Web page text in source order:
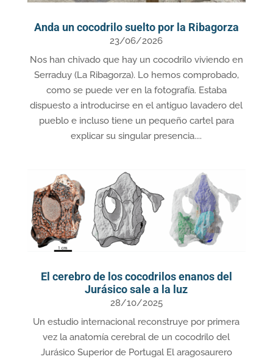
Anda un cocodrilo suelto por la Ribagorza
23/06/2026
Nos han chivado que hay un cocodrilo viviendo en
Serraduy (La Ribagorza). Lo hemos comprobado,
como se puede ver en la fotografía. Estaba
dispuesto a introducirse en el antiguo lavadero del
pueblo e incluso tiene un pequeño cartel para
explicar su singular presencia....
El cerebro de los cocodrilos enanos del
Jurásico sale a la luz
28/10/2025
Un estudio internacional reconstruye por primera
vez la anatomía cerebral de un cocodrilo del
Jurásico Superior de Portugal El aragosaurero